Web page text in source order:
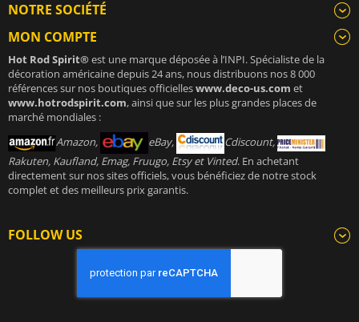
NOTRE SOCIÉTÉ
MON COMPTE
Hot Rod Spirit®est une marque déposée à l’INPI. Spécialiste de la
décoration américaine depuis 24 ans, nous distribuons nos 8 000
références sur nos boutiques officielleswww.deco-us.com et
www.hotrodspirit.com, ainsi que sur les plus grandes places de
marché mondiales :
Amazon,
eBay,
Cdiscount,
Rakuten, Kaufland, Emag, Fruugo, Etsy et Vinted. En achetant
directement sur nos sites officiels, vous bénéficiez de notre stock
complet et des meilleurs prix garantis.
FOLLOW US